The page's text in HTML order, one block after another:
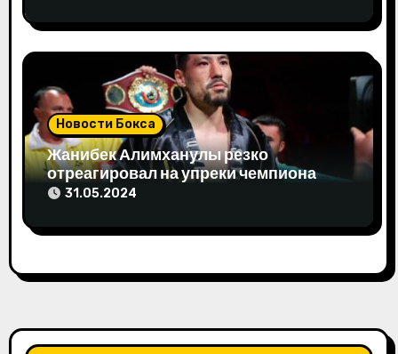
Новости Бокса
Жанибек Алимханулы резко
отреагировал на упреки чемпиона
мира
31.05.2024